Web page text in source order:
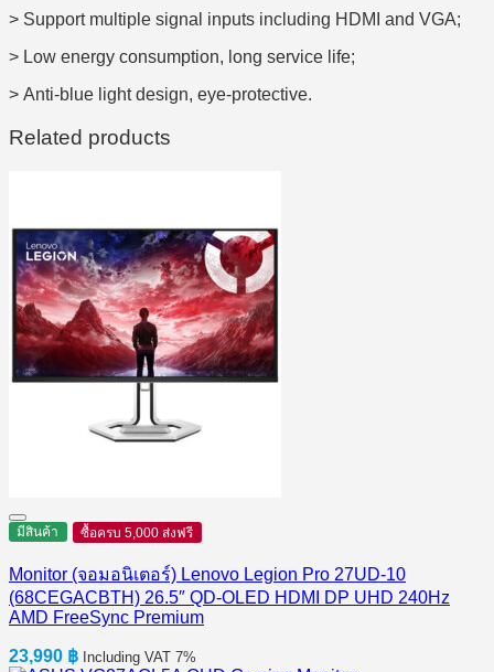
> Support multiple signal inputs including HDMI and VGA;
> Low energy consumption, long service life;
> Anti-blue light design, eye-protective.
Related products
มีสินค้า ซื้อครบ 5,000 ส่งฟรี
Monitor (จอมอนิเตอร์) Lenovo Legion Pro 27UD-10
(68CEGACBTH) 26.5″ QD-OLED HDMI DP UHD 240Hz
AMD FreeSync Premium
23,990 ฿ Including VAT 7%